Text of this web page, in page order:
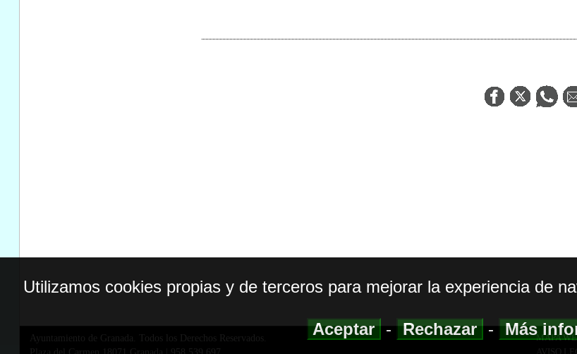
Ayuntamiento de Granada. Todos los Derechos Reservados.
MAPA
AVISO
Utilizamos cookies propias y de terceros para mejorar la experiencia de
Aceptar-Rechazar-Más